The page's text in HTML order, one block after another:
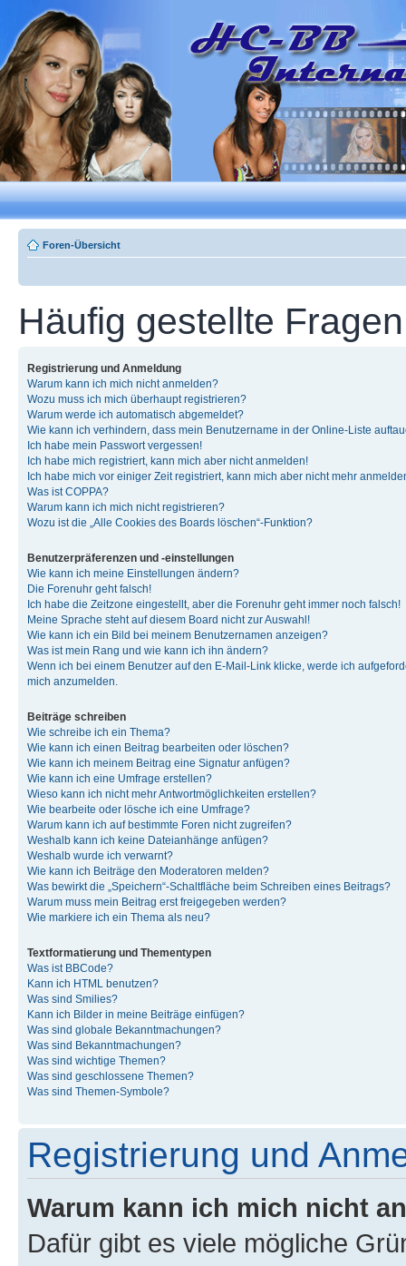
Foren-Übersicht
Häufig gestellte Fragen
Registrierung und Anmeldung
Warum kann ich mich nicht anmelden?
Wozu muss ich mich überhaupt registrieren?
Warum werde ich automatisch abgemeldet?
Wie kann ich verhindern, dass mein Benutzername in der Online-Liste
Ich habe mein Passwort vergessen!
Ich habe mich registriert, kann mich aber nicht anmelden!
Ich habe mich vor einiger Zeit registriert, kann mich aber nicht mehr
Was ist COPPA?
Warum kann ich mich nicht registrieren?
Wozu ist die „Alle Cookies des Boards löschen“-Funktion?
Benutzerpräferenzen und -einstellungen
Wie kann ich meine Einstellungen ändern?
Die Forenuhr geht falsch!
Ich habe die Zeitzone eingestellt, aber die Forenuhr geht immer noch falsch!
Meine Sprache steht auf diesem Board nicht zur Auswahl!
Wie kann ich ein Bild bei meinem Benutzernamen anzeigen?
Was ist mein Rang und wie kann ich ihn ändern?
Wenn ich bei einem Benutzer auf den E-Mail-Link klicke, werde ich
mich anzumelden.
Beiträge schreiben
Wie schreibe ich ein Thema?
Wie kann ich einen Beitrag bearbeiten oder löschen?
Wie kann ich meinem Beitrag eine Signatur anfügen?
Wie kann ich eine Umfrage erstellen?
Wieso kann ich nicht mehr Antwortmöglichkeiten erstellen?
Wie bearbeite oder lösche ich eine Umfrage?
Warum kann ich auf bestimmte Foren nicht zugreifen?
Weshalb kann ich keine Dateianhänge anfügen?
Weshalb wurde ich verwarnt?
Wie kann ich Beiträge den Moderatoren melden?
Was bewirkt die „Speichern“-Schaltfläche beim Schreiben eines Beitrags?
Warum muss mein Beitrag erst freigegeben werden?
Wie markiere ich ein Thema als neu?
Textformatierung und Thementypen
Was ist BBCode?
Kann ich HTML benutzen?
Was sind Smilies?
Kann ich Bilder in meine Beiträge einfügen?
Was sind globale Bekanntmachungen?
Was sind Bekanntmachungen?
Was sind wichtige Themen?
Was sind geschlossene Themen?
Was sind Themen-Symbole?
Registrierung und
Warum kann ich mich nicht
Dafür gibt es viele mögliche